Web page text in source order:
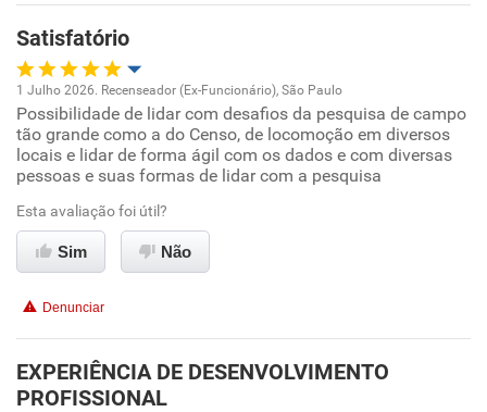
Recomenda esta empresa
Recomenda a diretoria
Satisfatório
Oportunidade de promoção
Ambiente de trabalho
Conciliação com a vida familiar
Benefícios
Recomenda a diretoria
1 Julho 2026. Recenseador (Ex-Funcionário), São Paulo
Possibilidade de lidar com desafios da pesquisa de campo
tão grande como a do Censo, de locomoção em diversos
locais e lidar de forma ágil com os dados e com diversas
pessoas e suas formas de lidar com a pesquisa
Esta avaliação foi útil?
Sim Não
Denunciar
EXPERIÊNCIA DE DESENVOLVIMENTO
PROFISSIONAL